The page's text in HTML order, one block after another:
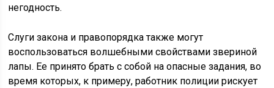
негодность.
Слуги закона и правопорядка также могут
воспользоваться волшебными свойствами звериной
лапы. Ее принято брать с собой на опасные задания, во
время которых, к примеру, работник полиции рискует